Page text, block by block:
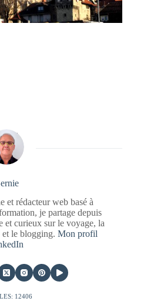
et rédacteur web basé à
je partage depuis
et curieux sur le voyage, la
le blogging. Mon profil
12406